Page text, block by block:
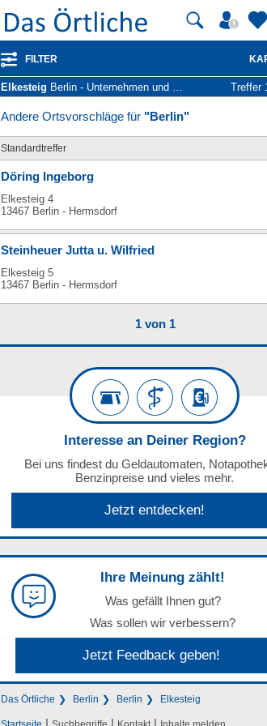
FILTER
Elkesteig Berlin - Unternehmen und Personen Treffer
Andere Ortsvorschläge für "Berlin"
Standardtreffer
Döring Ingeborg
Elkesteig 4
13467 Berlin - Hermsdorf
Steinheuer Jutta u. Wilfried
Elkesteig 5
13467 Berlin - Hermsdorf
1 von 1
Interesse an Deiner Region?
Bei uns findest du Geldautomaten,
Benzinpreise und vieles mehr.
Jetzt entdecken!
Ihre Meinung zählt!
Was gefällt Ihnen gut?
Was sollen wir verbessern?
Jetzt Feedback geben!
Das Örtliche Berlin Berlin Elkesteig
| | |